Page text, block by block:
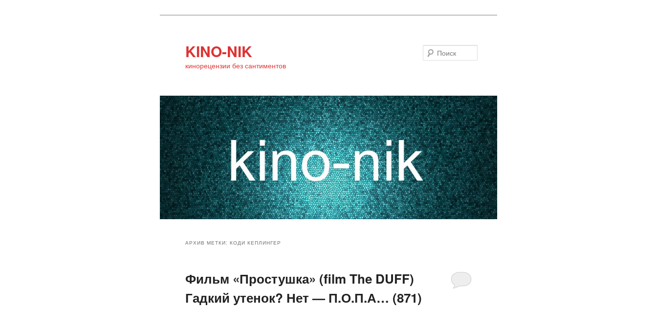
KINO-NIK
кинорецензии без сантиментов
основному
содержимому
дополнительному
содержимому
АРХИВ МЕТКИ:КОДИ КЕПЛИНГЕР
Фильм «Простушка» (film The DUFF)
Гадкий утенок? Нет — П.О.П.А… (871)